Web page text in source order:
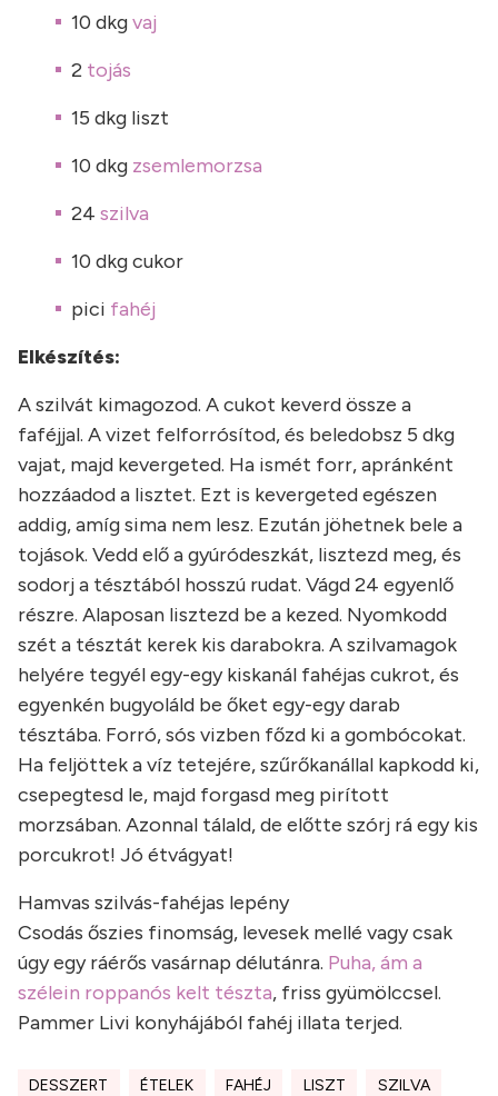
10 dkgvaj
2 tojás
15 dkg liszt
10 dkg zsemlemorzsa
24 szilva
10 dkg cukor
pici fahéj
Elkészítés:
A szilvát kimagozod. A cukot keverd össze a
faféjjal. A vizet felforrósítod, és beledobsz 5 dkg
vajat, majd kevergeted. Ha ismét forr, apránként
hozzáadod a lisztet. Ezt is kevergeted egészen
addig, amíg sima nem lesz. Ezután jöhetnek bele a
tojások. Vedd elő a gyúródeszkát, lisztezd meg, és
sodorj a tésztából hosszú rudat. Vágd 24 egyenlő
részre. Alaposan lisztezd be a kezed. Nyomkodd
szét a tésztát kerek kis darabokra. A szilvamagok
helyére tegyél egy-egy kiskanál fahéjas cukrot, és
egyenkén bugyoláld be őket egy-egy darab
tésztába. Forró, sós vizben főzd ki a gombócokat.
Ha feljöttek a víz tetejére, szűrőkanállal kapkodd ki,
csepegtesd le, majd forgasd meg pirított
morzsában. Azonnal tálald, de előtte szórj rá egy kis
porcukrot! Jó étvágyat!
Hamvas szilvás-fahéjas lepény
Csodás őszies finomság, levesek mellé vagy csak
úgy egy ráérős vasárnap délutánra. Puha, ám a
szélein roppanós kelt tészta, friss gyümölccsel.
Pammer Livi konyhájából fahéj illata terjed.
DESSZERT ÉTELEK FAHÉJ LISZT SZILVA